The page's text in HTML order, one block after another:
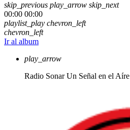
skip_previous play_arrow skip_next
00:00 00:00
playlist_play chevron_left
chevron_left
Ir al album
play_arrow
Radio Sonar Un Señal en el Aíre